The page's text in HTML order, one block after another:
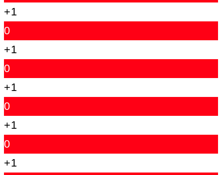
+1
0
+1
0
+1
0
+1
0
+1